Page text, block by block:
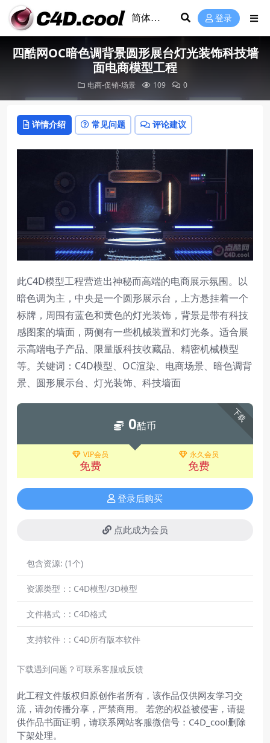
登录
四酷网OC暗色调背景圆形展台灯光装饰科技墙
面电商模型工程
电商-促销-场景 109 0
详情介绍 常见问题 评论建议
此C4D模型工程营造出神秘而高端的电商展示氛围。以
暗色调为主，中央是一个圆形展示台，上方悬挂着一个
标牌，周围有蓝色和黄色的灯光装饰，背景是带有科技
感图案的墙面，两侧有一些机械装置和灯光条。适合展
示高端电子产品、限量版科技收藏品、精密机械模型
等。关键词：C4D模型、OC渲染、电商场景、暗色调背
景、圆形展示台、灯光装饰、科技墙面
下载
0酷币
VIP会员
免费
永久会员
免费
登录后购买
点此成为会员
包含资源: (1个)
资源类型：: C4D模型/3D模型
文件格式：: C4D格式
支持软件：: C4D所有版本软件
下载遇到问题？可联系客服或反馈
此工程文件版权归原创作者所有，该作品仅供网友学习交
流，请勿传播分享，严禁商用。 若您的权益被侵害，请提
供作品书面证明，请联系网站客服微信号：C4D_cool删除
下架处理。